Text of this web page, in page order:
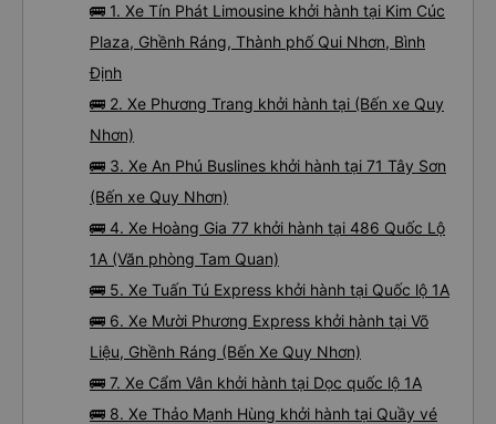
🚌 1. Xe Tín Phát Limousine khởi hành tại Kim Cúc
Plaza, Ghềnh Ráng, Thành phố Qui Nhơn, Bình
Định
🚌 2. Xe Phương Trang khởi hành tại (Bến xe Quy
Nhơn)
🚌 3. Xe An Phú Buslines khởi hành tại 71 Tây Sơn
(Bến xe Quy Nhơn)
🚌 4. Xe Hoàng Gia 77 khởi hành tại 486 Quốc Lộ
1A (Văn phòng Tam Quan)
🚌 5. Xe Tuấn Tú Express khởi hành tại Quốc lộ 1A
🚌 6. Xe Mười Phương Express khởi hành tại Võ
Liệu, Ghềnh Ráng (Bến Xe Quy Nhơn)
🚌 7. Xe Cẩm Vân khởi hành tại Dọc quốc lộ 1A
🚌 8. Xe Thảo Mạnh Hùng khởi hành tại Quầy vé